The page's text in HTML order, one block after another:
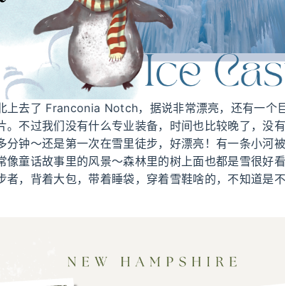
上去了 Franconia Notch，据说非常漂亮，还有一个
。不过我们没有什么专业装备，时间也比较晚了，没
分钟～还是第一次在雪里徒步，好漂亮！有一条小河
像童话故事里的风景～森林里的树上面也都是雪很好
者，背着大包，带着睡袋，穿着雪鞋啥的，不知道是